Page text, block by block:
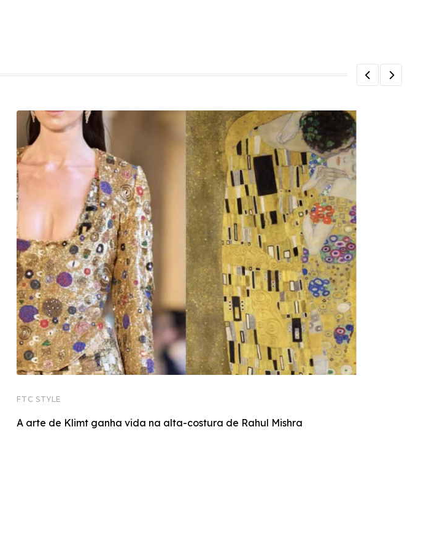
FTC STYLE
A arte de Klimt ganha vida na alta-costura de Rahul Mishra